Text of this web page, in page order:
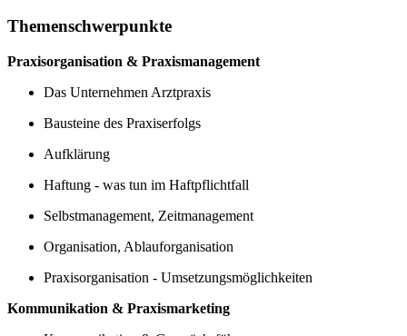
Themenschwerpunkte
Praxisorganisation & Praxismanagement
Das Unternehmen Arztpraxis
Bausteine des Praxiserfolgs
Aufklärung
Haftung - was tun im Haftpflichtfall
Selbstmanagement, Zeitmanagement
Organisation, Ablauforganisation
Praxisorganisation - Umsetzungsmöglichkeiten
Kommunikation & Praxismarketing